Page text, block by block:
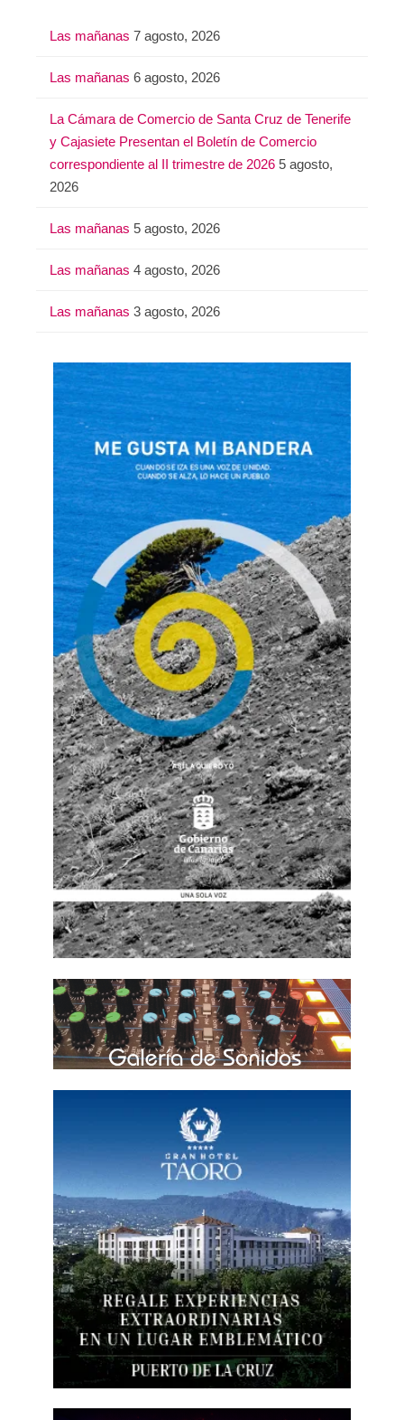
Las mañanas 7 agosto, 2026
Las mañanas 6 agosto, 2026
La Cámara de Comercio de Santa Cruz de Tenerife
y Cajasiete Presentan el Boletín de Comercio
correspondiente al II trimestre de 2026 5 agosto,
2026
Las mañanas 5 agosto, 2026
Las mañanas 4 agosto, 2026
Las mañanas 3 agosto, 2026